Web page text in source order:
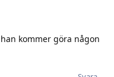
kommer göra någon